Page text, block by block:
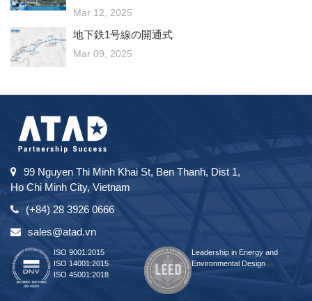
Mar 12, 2025
地下鉄1号線の開通式
Mar 09, 2025
99 Nguyen Thi Minh Khai St, Ben Thanh, Dist 1,
Ho Chi Minh City, Vietnam
(+84) 28 3926 0666
sales@atad.vn
ISO 9001:2015
ISO 14001:2015
ISO 45001:2018
Leadership in Energy and
Environmental Design